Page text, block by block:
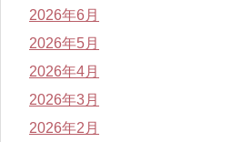
2026年6月
2026年5月
2026年4月
2026年3月
2026年2月